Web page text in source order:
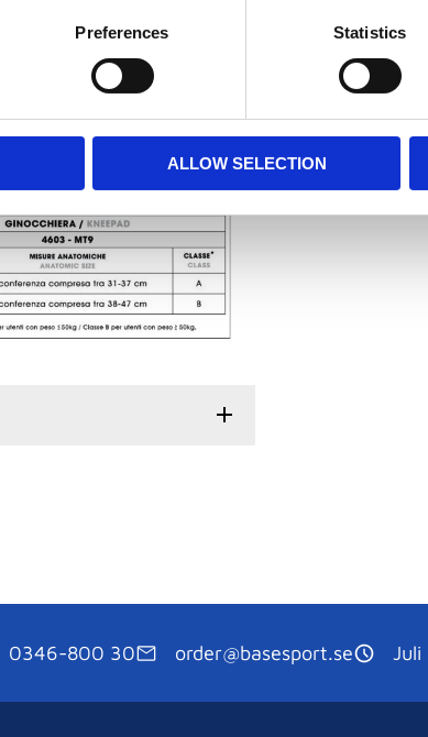
Preferences Statistics
ALLOW SELECTION
och den speciella
Synergieffekterna
skydd för professionell
och samtidigt
Populärt
355kr
0346-800 30 order@basesport.se